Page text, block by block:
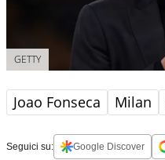
GETTY
Joao Fonseca Milan
Seguici su: Google Discover